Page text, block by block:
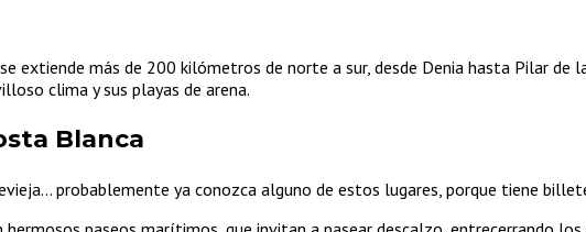
extiende más de 200 kilómetros de norte a sur, desde Denia hasta Pilar de
clima y sus playas de arena.
Blanca
probablemente ya conozca alguno de estos lugares, porque tiene